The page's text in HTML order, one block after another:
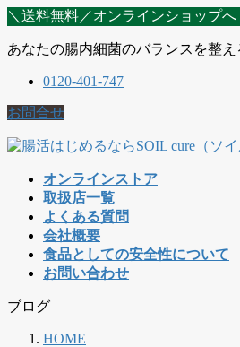
コ
テ
に
動
ナ
ゲ
ョ
に
＼送料無料／オンラインショップへ
あなたの腸内細菌のバランスを整え
0120-401-747
お問合せ
オンラインストア
取扱店一覧
よくある質問
会社概要
食品としての安全性について
お問い合わせ
ブログ
HOME